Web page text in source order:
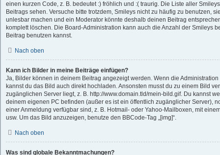
einen kurzen Code, z. B. bedeutet :) fröhlich und :( traurig. Die Liste aller
Beitrags sehen. Versuche bitte trotzdem, Smileys nicht zu häufig zu benutzen,
unlesbar machen und ein Moderator könnte deshalb deinen Beitrag
komplett löschen. Die Board-Administration kann auch die Anzahl der Smileys
Beitrag benutzen kannst.
Nach oben
Kann ich Bilder in meine Beiträge einfügen?
Ja, Bilder können in deinem Beitrag angezeigt werden. Wenn die
kannst du das Bild auch direkt hochladen. Ansonsten musst du zu einem Bild
zugänglichen Server liegt, z. B. http://www.domain.tld/mein-bild.gif. Du kannst
deinem eigenen PC befinden (außer es ist ein öffentlich zugänglicher Server),
einer Anmeldung verfügbar sind, z. B. Hotmail- oder Yahoo-Mailboxen, mit
usw. Um das Bild anzuzeigen, benutze den BBCode-Tag „[img]“.
Nach oben
Was sind globale Bekanntmachungen?